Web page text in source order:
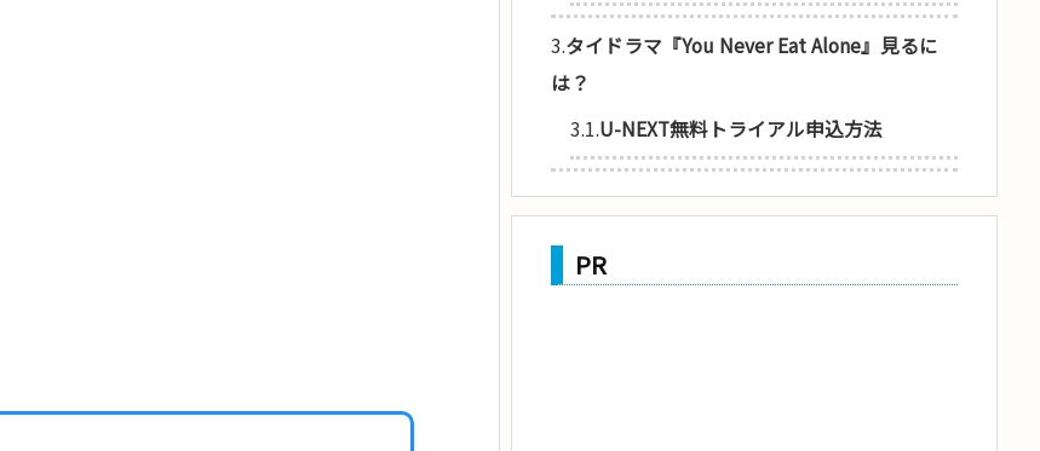
3.タイドラマ『You Never Eat Alone』見るに
は？
3.1.U-NEXT無料トライアル申込方法
PR